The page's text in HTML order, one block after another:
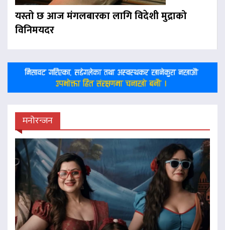
यस्तो छ आज मंगलबारका लागि विदेशी मुद्राको
विनिमयदर
मनोरन्जन